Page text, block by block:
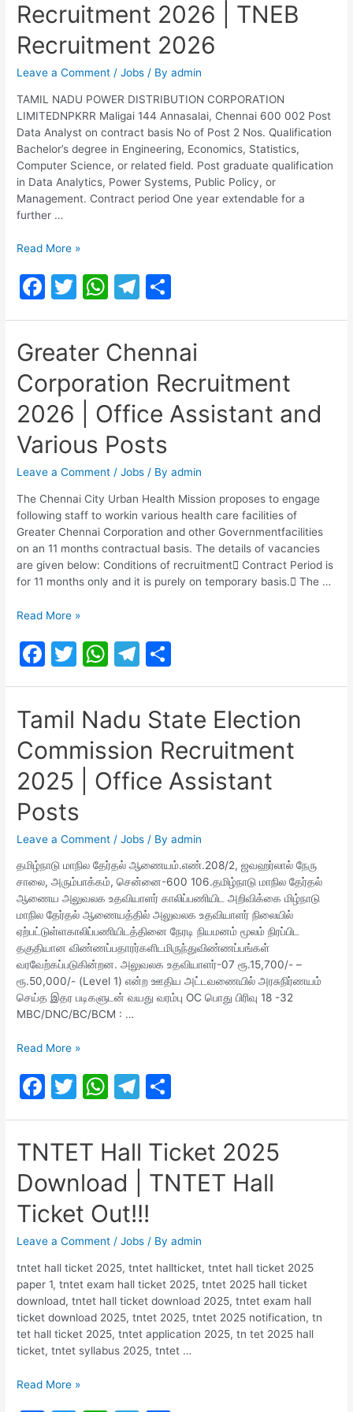
Office
Posts
o
k
p
Recruitment 2026 | TNEB
Recruitment 2026
Leave a Comment /Jobs / Byadmin
TAMIL NADU POWER DISTRIBUTION CORPORATION
LIMITEDNPKRR Maligai 144 Annasalai, Chennai 600 002 Post
Data Analyst on contract basis No of Post 2 Nos. Qualification
Bachelor’s degree in Engineering, Economics, Statistics,
Computer Science, or related field. Post graduate qualification
in Data Analytics, Power Systems, Public Policy, or
Management. Contract period One year extendable for a
further …
Tamil
Power
Distribution
(TNPDCL)
Recruitment
2026
TNEB
2026
Read More »
F
a
e
b
o
o
k
T
w
er
W
h
at
s
A
p
p
T
el
gr
a
m
h
ar
e
Greater Chennai
Corporation Recruitment
2026 | Office Assistant and
Various Posts
Leave a Comment /Jobs / Byadmin
The Chennai City Urban Health Mission proposes to engage
following staff to workin various health care facilities of
Greater Chennai Corporation and other Governmentfacilities
on an 11 months contractual basis. The details of vacancies
are given below: Conditions of recruitment Contract Period is
for 11 months only and it is purely on temporary basis. The …
Greater
Corporation
Recruitment
Office
Assistant
and
Various
Posts
Read More »
F
a
e
b
o
o
k
T
w
itt
er
W
h
at
s
A
p
T
el
e
gr
a
m
h
ar
e
Tamil Nadu State Election
Commission Recruitment
2025 | Office Assistant
Posts
Leave a Comment /Jobs / Byadmin
தமிழ்நாடு மாநில தேர்தல் ஆணையம்.எண்.208/2, ஜவஹர்லால் நேரு
சாலை, அரும்பாக்கம், சென்னை-600 106.தமிழ்நாடு மாநில தேர்தல்
ஆணைய அலுவலக உதவியாளர் காலிப்பணியிட அறிவிக்கை மிழ்நாடு
மாநில தேர்தல் ஆணையத்தில் அலுவலக உதவியாளர் நிலையில்
ஏற்பட்டுள்ளகாலிப்பணியிடத்தினை நேரடி நியமனம் மூலம் நிரப்பிட
தகுதியான விண்ணப்பதாரர்களிடமிருந்துவிண்ணப்பங்கள்
வரவேற்கப்படுகின்றன. அலுவலக உதவியாளர்-07 ரூ.15,700/- –
ரூ.50,000/- (Level 1) என்ற ஊதிய அட்டவணையில் அரசுநிர்ணயம்
செய்த இதர படிகளுடன் வயது வரம்பு OC பொது பிரிவு 18 -32
MBC/DNC/BC/BCM : …
Tamil
State
Election
2025
Office
Assistant
Posts
Read More »
F
a
c
e
b
o
o
k
T
w
itt
er
W
h
at
s
A
p
p
T
el
e
gr
m
h
ar
e
TNTET Hall Ticket 2025
Download | TNTET Hall
Ticket Out!!!
Leave a Comment /Jobs / Byadmin
tntet hall ticket 2025, tntet hallticket, tntet hall ticket 2025
paper 1, tntet exam hall ticket 2025, tntet 2025 hall ticket
download, tntet hall ticket download 2025, tntet exam hall
ticket download 2025, tntet 2025, tntet 2025 notification, tn
tet hall ticket 2025, tntet application 2025, tn tet 2025 hall
ticket, tntet syllabus 2025, tntet …
TNTET
Read More »